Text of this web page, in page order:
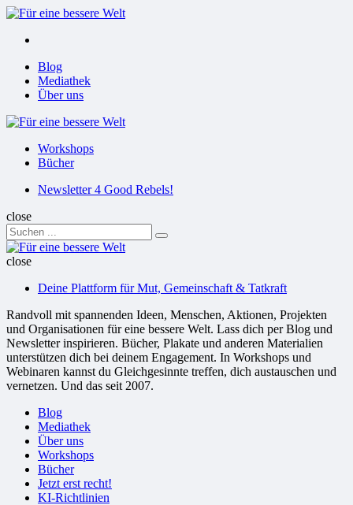
Menu
Menu
Blog
Mediathek
Über uns
Für
Workshops
Bücher
SuchenNewsletter 4 Good Rebels!
close
Search
for:
Suchen
Für
Welt
close
Deine Plattform für Mut, Gemeinschaft & Tatkraft
Randvoll mit spannenden Ideen, Menschen, Aktionen, Projekten
und Organisationen für eine bessere Welt. Lass dich per Blog und
Newsletter inspirieren. Bücher, Plakate und anderen Materialien
unterstützen dich bei deinem Engagement. In Workshops und
Webinaren kannst du Gleichgesinnte treffen, dich austauschen und
vernetzen. Und das seit 2007.
Blog
Mediathek
Über uns
Workshops
Bücher
Jetzt erst recht!
KI-Richtlinien